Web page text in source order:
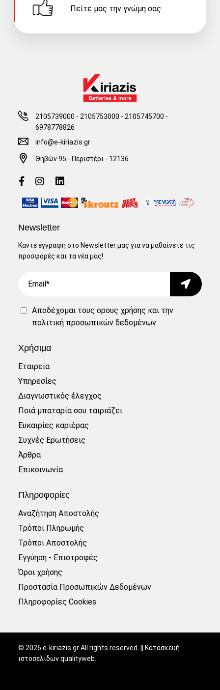
Πείτε μας την γνώμη σας
2105739000 - 2105753000 - 2105745700 -
6978778826
info@e-kiriazis.gr
Θηβών 95 - Περιστέρι - 12136
Newsletter
Καντε εγγραφη στο Newsletter μας για να μαθαίνετε τις
προσφορές και τα νέα μας!
Submit
Αποδέχομαι τουςόρους χρήσης και την
πολιτική προσωπικών δεδομένων
Χρήσιμα
Εταιρεία
Υπηρεσίες
Διαγνωστικός έλεγχος
Ποιά μπαταρία σου ταιριάζει
Ευκαιρίες καριέρας
Συχνές Ερωτήσεις
Άρθρα
Επικοινωνία
Πληροφορίες
Αναζήτηση Αποστολής
Τρόποι Πληρωμής
Τρόποι Αποστολής
Εγγύηση - Επιστροφές
Όροι χρήσης
Προστασία Προσωπικών Δεδομένων
Πληροφορίες Cookies
© 2026 e-kiriazis.gr All rights reserved. || Κατασκευή
ιστοσελίδωνqualityweb